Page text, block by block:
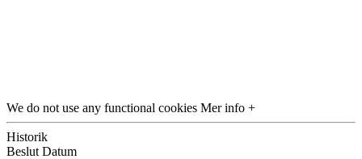
We do not use any functional cookies Mer info +
Historik
Beslut Datum